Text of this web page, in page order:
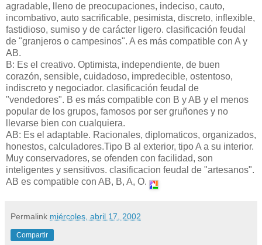
agradable, lleno de preocupaciones, indeciso, cauto,
incombativo, auto sacrificable, pesimista, discreto, inflexible,
fastidioso, sumiso y de carácter ligero. clasificación feudal
de "granjeros o campesinos". A es más compatible con A y
AB.
B: Es el creativo. Optimista, independiente, de buen
corazón, sensible, cuidadoso, impredecible, ostentoso,
indiscreto y negociador. clasificación feudal de
"vendedores". B es más compatible con B y AB y el menos
popular de los grupos, famosos por ser gruñones y no
llevarse bien con cualquiera.
AB: Es el adaptable. Racionales, diplomaticos, organizados,
honestos, calculadores.Tipo B al exterior, tipo A a su interior.
Muy conservadores, se ofenden con facilidad, son
inteligentes y sensitivos. clasificacion feudal de "artesanos".
AB es compatible con AB, B, A, O.
Permalink miércoles, abril 17, 2002
Compartir